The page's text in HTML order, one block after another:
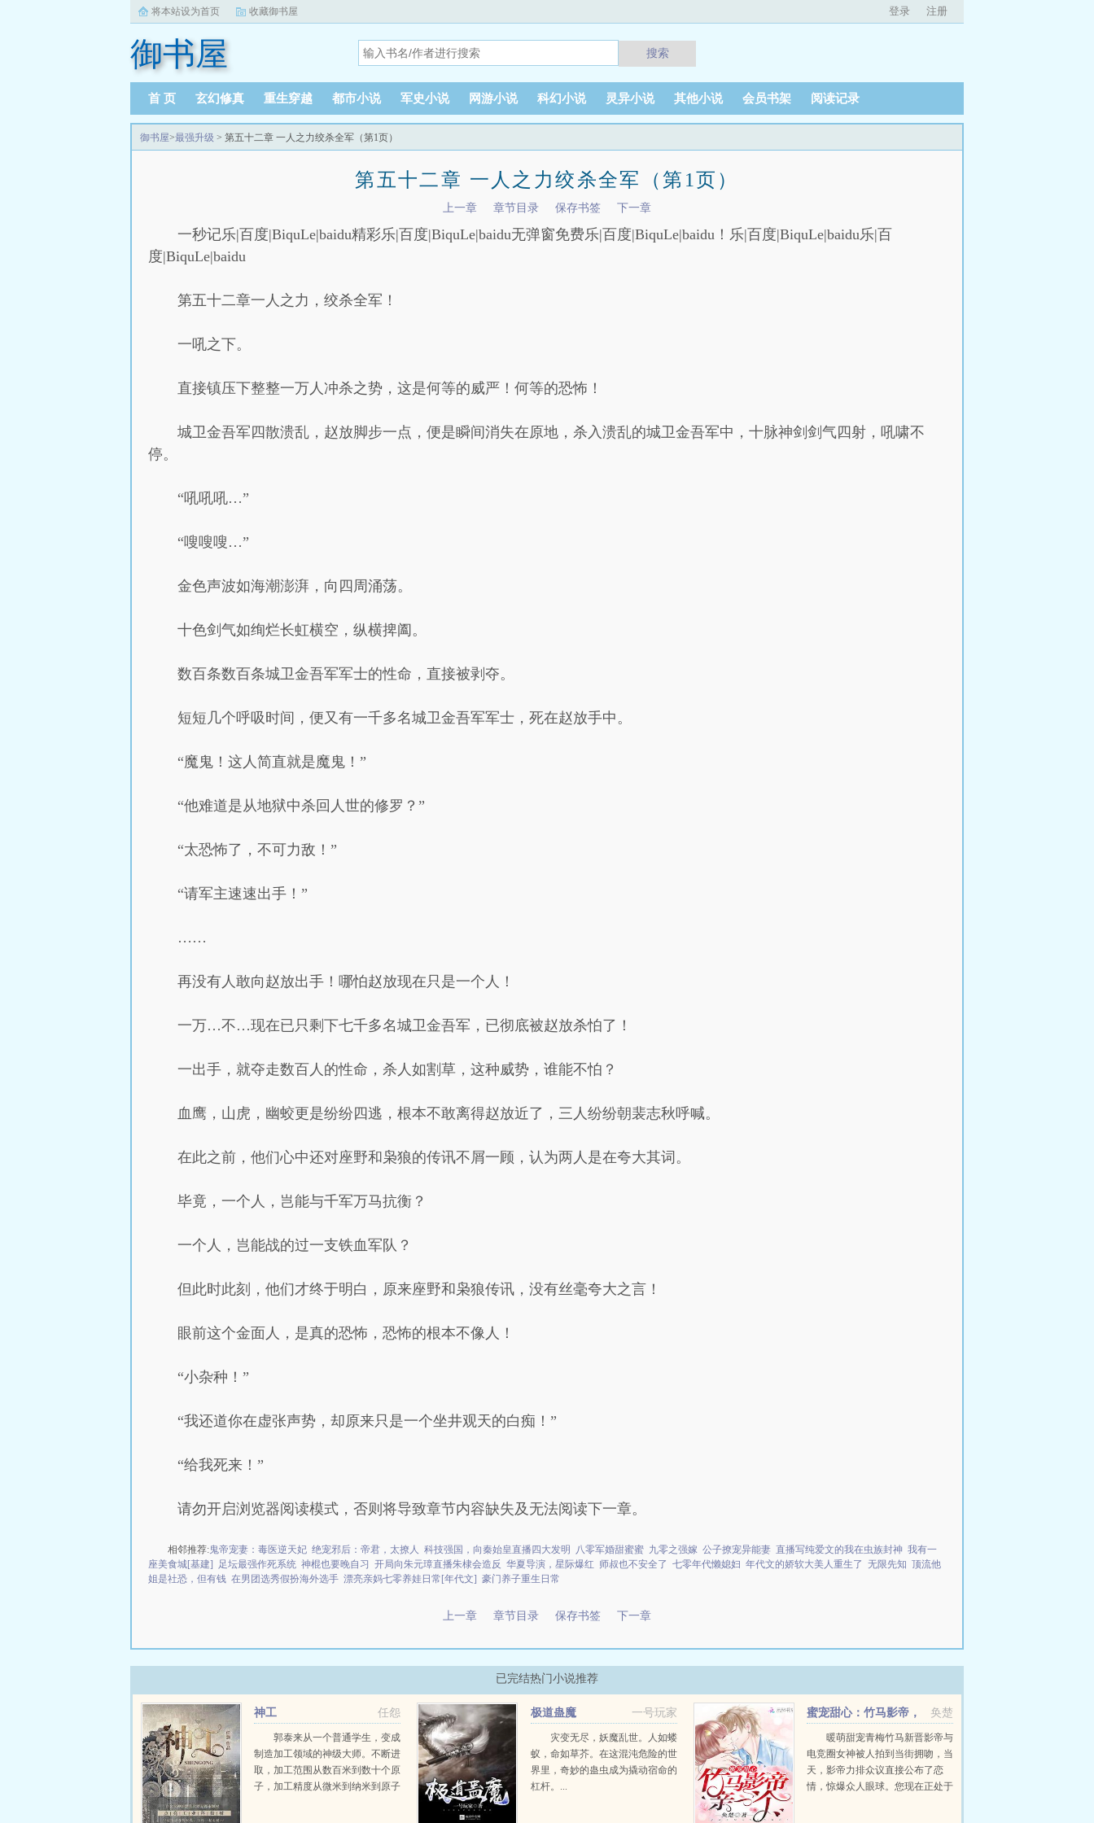
将本站设为首页 收藏御书屋 登录 注册
御书屋 搜索
首 页 玄幻修真 重生穿越 都市小说 军史小说 网游小说 科幻小说 灵异小说 其他小说 会员书架 阅读记录
御书屋>最强升级 > 第五十二章 一人之力绞杀全军（第1页）
第五十二章 一人之力绞杀全军（第1页）
上一章 章节目录 保存书签 下一章
一秒记乐|百度|BiquLe|baidu精彩乐|百度|BiquLe|baidu无弹窗免费乐|百度|BiquLe|baidu！乐|百度|BiquLe|baidu乐|百
度|BiquLe|baidu
第五十二章一人之力，绞杀全军！
一吼之下。
直接镇压下整整一万人冲杀之势，这是何等的威严！何等的恐怖！
城卫金吾军四散溃乱，赵放脚步一点，便是瞬间消失在原地，杀入溃乱的城卫金吾军中，十脉神剑剑气四射，吼啸不
停。
“吼吼吼…”
“嗖嗖嗖…”
金色声波如海潮澎湃，向四周涌荡。
十色剑气如绚烂长虹横空，纵横捭阖。
数百条数百条城卫金吾军军士的性命，直接被剥夺。
短短几个呼吸时间，便又有一千多名城卫金吾军军士，死在赵放手中。
“魔鬼！这人简直就是魔鬼！”
“他难道是从地狱中杀回人世的修罗？”
“太恐怖了，不可力敌！”
“请军主速速出手！”
……
再没有人敢向赵放出手！哪怕赵放现在只是一个人！
一万…不…现在已只剩下七千多名城卫金吾军，已彻底被赵放杀怕了！
一出手，就夺走数百人的性命，杀人如割草，这种威势，谁能不怕？
血鹰，山虎，幽蛟更是纷纷四逃，根本不敢离得赵放近了，三人纷纷朝裴志秋呼喊。
在此之前，他们心中还对座野和枭狼的传讯不屑一顾，认为两人是在夸大其词。
毕竟，一个人，岂能与千军万马抗衡？
一个人，岂能战的过一支铁血军队？
但此时此刻，他们才终于明白，原来座野和枭狼传讯，没有丝毫夸大之言！
眼前这个金面人，是真的恐怖，恐怖的根本不像人！
“小杂种！”
“我还道你在虚张声势，却原来只是一个坐井观天的白痴！”
“给我死来！”
请勿开启浏览器阅读模式，否则将导致章节内容缺失及无法阅读下一章。
相邻推荐:鬼帝宠妻：毒医逆天妃 绝宠邪后：帝君，太撩人 科技强国，向秦始皇直播四大发明 八零军婚甜蜜蜜 九零之强嫁 公子撩宠异能妻 直播写纯爱文的我在虫族封神 我有一
座美食城[基建]
足坛最强作死系统 神棍也要晚自习 开局向朱元璋直播朱棣会造反 华夏导演，星际爆红 师叔也不安全了 七零年代懒媳妇 年代文的娇软大美人重生了 无限先知 顶流他
姐是社恐，但有钱 在男团选秀假扮海外选手 漂亮亲妈七零养娃日常[年代文] 豪门养子重生日常
上一章 章节目录 保存书签 下一章
已完结热门小说推荐
任怨
神工
郭泰来从一个普通学生，变成
制造加工领域的神级大师。不断进
取，加工范围从数百米到数十个原
子，加工精度从微米到纳米到原子
一号玩家
极道蛊魔
灾变无尽，妖魔乱世。人如蝼
蚁，命如草芥。在这混沌危险的世
界里，奇妙的蛊虫成为撬动宿命的
杠杆。...
奂楚
蜜宠甜心：竹马影帝，
亲一个！
暖萌甜宠青梅竹马新晋影帝与
电竞圈女神被人拍到当街拥吻，当
天，影帝力排众议直接公布了恋
情，惊爆众人眼球。您现在正处于